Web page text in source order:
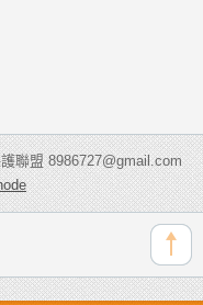
聯盟 8986727@gmail.com